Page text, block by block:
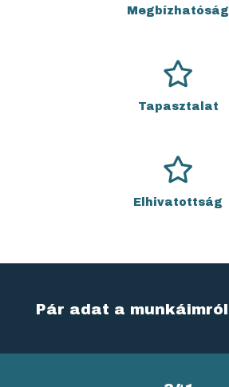
Megbízhatóság
Tapasztalat
Elhivatottság
Pár adat a munkáimról